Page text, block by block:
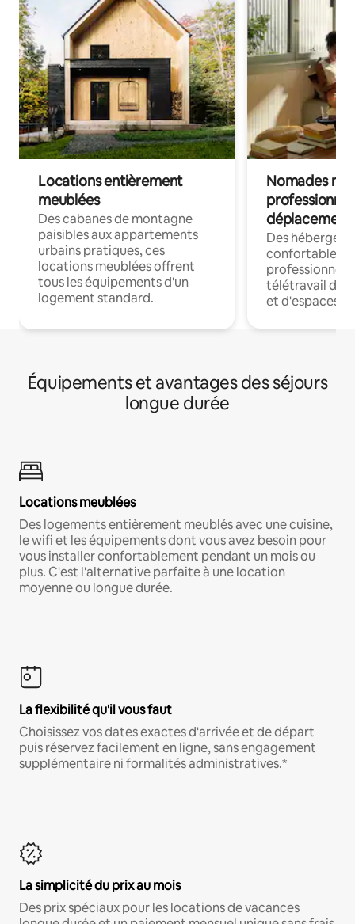
Locations entièrement
meublées
Des cabanes de montagne
paisibles aux appartements
urbains pratiques, ces
locations meublées offrent
tous les équipements d'un
logement standard.
Nomades
déplacement
Des
confortables
professionnels
télétravail
et d'espaces
Équipements et avantages des séjours
longue durée
Locations meublées
Des logements entièrement meublés avec une cuisine,
le wifi et les équipements dont vous avez besoin pour
vous installer confortablement pendant un mois ou
plus. C'est l'alternative parfaite à une location
moyenne ou longue durée.
La flexibilité qu'il vous faut
Choisissez vos dates exactes d'arrivée et de départ
puis réservez facilement en ligne, sans engagement
supplémentaire ni formalités administratives.*
La simplicité du prix au mois
Des prix spéciaux pour les locations de vacances